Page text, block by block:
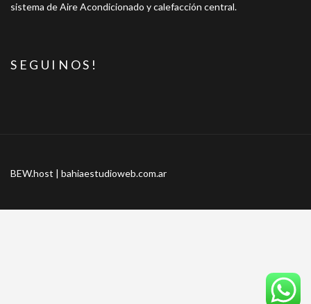
sistema de Aire Acondicionado y calefacción central.
SEGUINOS!
BEW.host | bahiaestudioweb.com.ar